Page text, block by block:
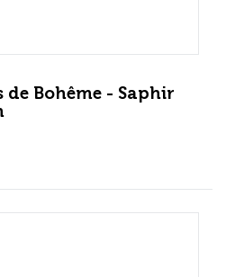
de Bohême - Saphir